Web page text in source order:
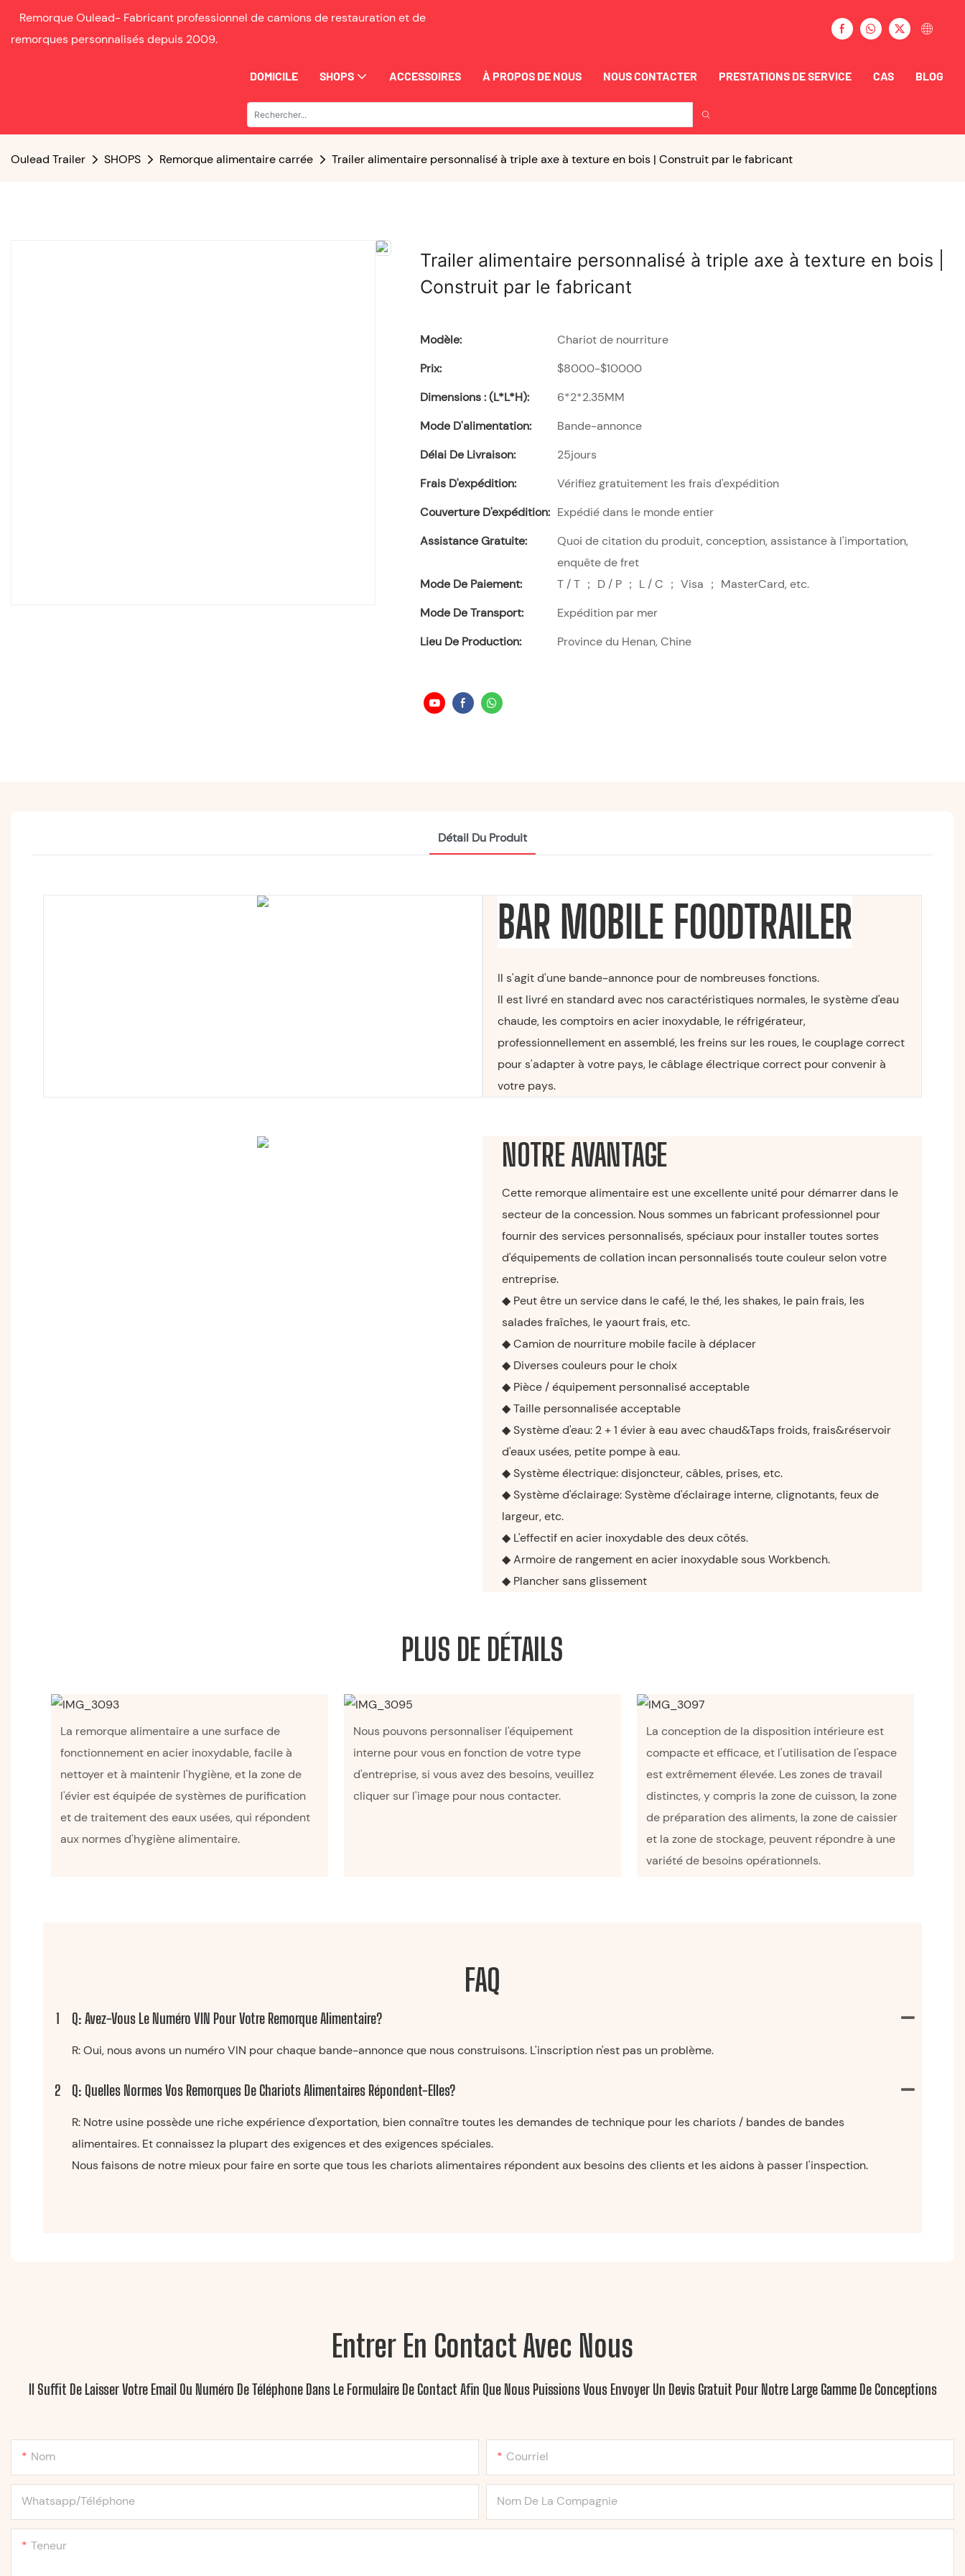
Remorque Oulead- Fabricant professionnel de camions de restauration et de
remorques personnalisés depuis 2009.
DOMICILE SHOPS ACCESSOIRES À PROPOS DE NOUS NOUS CONTACTER PRESTATIONS DE SERVICE CAS BLOG
Oulead Trailer SHOPS Remorque alimentaire carrée Trailer alimentaire personnalisé à triple axe à texture en bois | Construit par le fabricant
Trailer alimentaire personnalisé à triple axe à texture en bois |
Construit par le fabricant
Modèle:
Chariot de nourriture
Prix:
$8000-$10000
Dimensions : (L*l*H):
6*2*2.35MM
Mode D'alimentation:
Bande-annonce
Délai De Livraison:
25jours
Frais D'expédition:
Vérifiez gratuitement les frais d'expédition
Couverture D'expédition: Expédié dans le monde entier
Assistance Gratuite:
Quoi de citation du produit, conception, assistance à l'importation,
enquête de fret
Mode De Paiement:
T / T ； D / P ； L / C ； Visa ； MasterCard, etc.
Mode De Transport:
Expédition par mer
Lieu De Production:
Province du Henan, Chine
Détail Du Produit
BAR MOBILE FOODTRAILER
Il s'agit d'une bande-annonce pour de nombreuses fonctions.
Il est livré en standard avec nos caractéristiques normales, le système d'eau
chaude, les comptoirs en acier inoxydable, le réfrigérateur,
professionnellement en assemblé, les freins sur les roues, le couplage correct
pour s'adapter à votre pays, le câblage électrique correct pour convenir à
votre pays.
NOTRE AVANTAGE
Cette remorque alimentaire est une excellente unité pour démarrer dans le
secteur de la concession. Nous sommes un fabricant professionnel pour
fournir des services personnalisés, spéciaux pour installer toutes sortes
d'équipements de collation incan personnalisés toute couleur selon votre
entreprise.
◆ Peut être un service dans le café, le thé, les shakes, le pain frais, les
salades fraîches, le yaourt frais, etc.
◆ Camion de nourriture mobile facile à déplacer
◆ Diverses couleurs pour le choix
◆ Pièce / équipement personnalisé acceptable
◆ Taille personnalisée acceptable
◆ Système d'eau: 2 + 1 évier à eau avec chaud&Taps froids, frais&réservoir
d'eaux usées, petite pompe à eau.
◆ Système électrique: disjoncteur, câbles, prises, etc.
◆ Système d'éclairage: Système d'éclairage interne, clignotants, feux de
largeur, etc.
◆ L'effectif en acier inoxydable des deux côtés.
◆ Armoire de rangement en acier inoxydable sous Workbench.
◆ Plancher sans glissement
PLUS DE DÉTAILS
La remorque alimentaire a une surface de
fonctionnement en acier inoxydable, facile à
nettoyer et à maintenir l'hygiène, et la zone de
l'évier est équipée de systèmes de purification
et de traitement des eaux usées, qui répondent
aux normes d'hygiène alimentaire.
Nous pouvons personnaliser l'équipement
interne pour vous en fonction de votre type
d'entreprise, si vous avez des besoins, veuillez
cliquer sur l'image pour nous contacter.
La conception de la disposition intérieure est
compacte et efficace, et l'utilisation de l'espace
est extrêmement élevée. Les zones de travail
distinctes, y compris la zone de cuisson, la zone
de préparation des aliments, la zone de caissier
et la zone de stockage, peuvent répondre à une
variété de besoins opérationnels.
FAQ
1 Q: Avez-Vous Le Numéro VIN Pour Votre Remorque Alimentaire?
R: Oui, nous avons un numéro VIN pour chaque bande-annonce que nous construisons. L'inscription n'est pas un problème.
2 Q: Quelles Normes Vos Remorques De Chariots Alimentaires Répondent-Elles?
R: Notre usine possède une riche expérience d'exportation, bien connaître toutes les demandes de technique pour les chariots / bandes de bandes
alimentaires. Et connaissez la plupart des exigences et des exigences spéciales.
Nous faisons de notre mieux pour faire en sorte que tous les chariots alimentaires répondent aux besoins des clients et les aidons à passer l'inspection.
Entrer En Contact Avec Nous
Il Suffit De Laisser Votre Email Ou Numéro De Téléphone Dans Le Formulaire De Contact Afin Que Nous Puissions Vous Envoyer Un Devis Gratuit Pour Notre Large Gamme De Conceptions
Nom Courriel
Whatsapp/Téléphone Nom De La Compagnie
Teneur